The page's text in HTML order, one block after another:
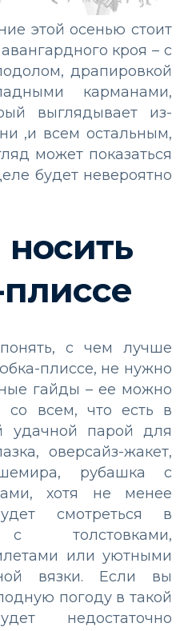
этой осенью стоит
кроя – с
драпировкой
карманами,
выглядывает из-
,и всем остальным,
может показаться
будет невероятно
с чем лучше
плиссе, не нужно
гайды – ее можно
со всем, что есть в
удачной парой для
оверсайз-жакет,
рубашка с
хотя не менее
смотреться в
с толстовками,
или уютными
вязки. Если вы
погоду в такой
недостаточно